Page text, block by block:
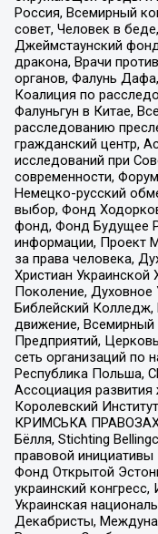
Россия, Всемирный
совет, Человек в
Джеймстаунский
дракона, Врачи
органов, Фалунь
Коалиция по
Фалуньгун в Китае,
расследованию
гражданский центр,
исследований при
современности,
Немецко-русский
выбор, Фонд
фонд, Фонд Будущее
информации, Проект
за права человека,
Христиан Украинской
Поколение,
Библейский Колледж,
движение, Всемирный
Предприятий,
сеть организаций по
Республика
Ассоциация развития
Королевский
КРИМСЬКА
Бёлля, Stichting
правовой
Фонд Открытой
украинский
Украинская
Декабристы,